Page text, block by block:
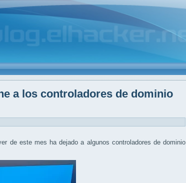
a los controladores de dominio
de este mes ha dejado a algunos controladores de dominio